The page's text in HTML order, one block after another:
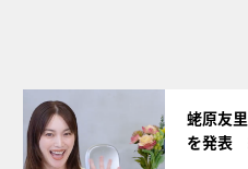
蛯原友
を発表